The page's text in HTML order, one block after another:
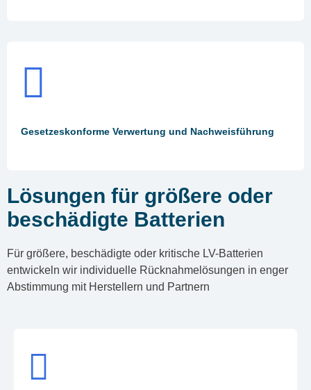
Gesetzeskonforme Verwertung und Nachweisführung
Lösungen für größere oder
beschädigte Batterien
Für größere, beschädigte oder kritische LV-Batterien
entwickeln wir individuelle Rücknahmelösungen in enger
Abstimmung mit Herstellern und Partnern